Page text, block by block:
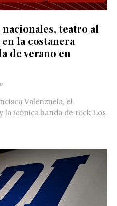
teatro al
la costanera
de verano en
Valenzuela, el
la icónica banda de rock Los